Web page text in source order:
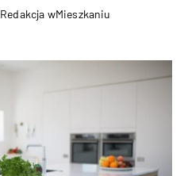
Redakcja wMieszkaniu